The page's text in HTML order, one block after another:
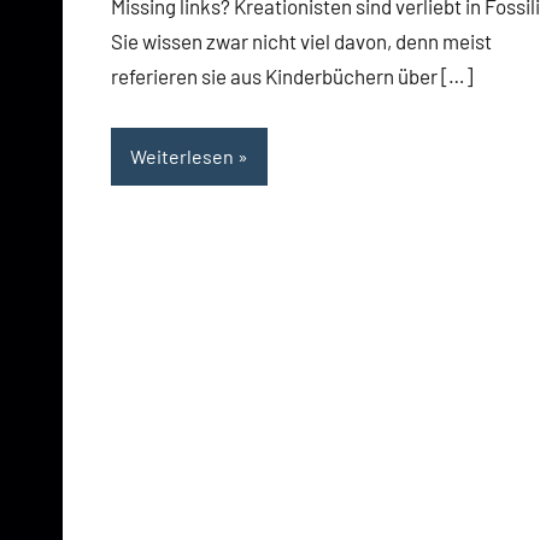
Missing links? Kreationisten sind verliebt in
Sie wissen zwar nicht viel davon, denn meist
referieren sie aus Kinderbüchern über […]
Weiterlesen